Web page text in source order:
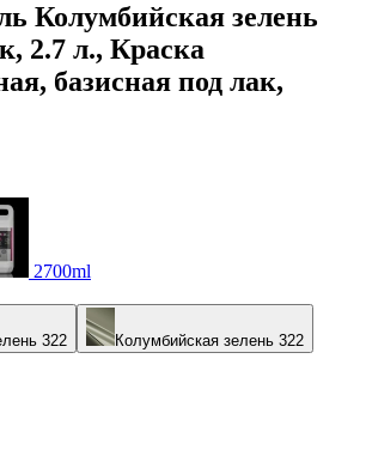
Колумбийская зелень
2.7 л., Краска
базисная под лак,
2700ml
322
Колумбийская зелень 322